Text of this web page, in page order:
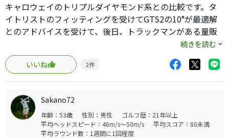
キャロウェイのトリプルダイヤモンド系との比較です。タ
イトリストのフィッティングを受けてGTS2の10°が最適解
とのアドバイスを受けて、後日、トラックマンがある量販
店にてクアンタムのTD、TDMAX、TD-TD、GTS2を試打比
較しました。結果は、初速はGTS2がクアンタム系より僅か
にでる、集弾性はGTS2とTD-TDが同じくらい良かったで
す。打感、打音はクアンタム系の方がより柔らかく、籠った
音です。GTS系はタイトリストらしい金属的な打感と打音
が引き継がれているようです。打音の大きさもGTS系の方
が大きいですが、ここは好みの問題程度の違いで、どちら
も不快感はありませんでした。最終的に、GTS2の約11万円
続きを読む
いいね
2件
Sakano72
年齢：53歳 性別：男性
ゴルフ歴：21年以上
平均ヘッドスピード：46m/s～50m/s
平均スコア：80未満
平均ラウンド数：1週間に1回程度